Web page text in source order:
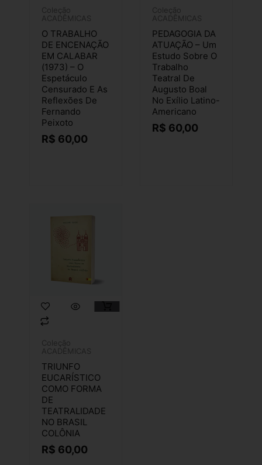
Coleção
ACADÊMICAS
O TRABALHO
DE ENCENAÇÃO
EM CALABAR
(1973) – O
Espetáculo
Censurado E As
Reflexões De
Fernando
Peixoto
R$ 60,00
Coleção
ACADÊMICAS
PEDAGOGIA DA
ATUAÇÃO – Um
Estudo Sobre O
Trabalho
Teatral De
Augusto Boal
No Exílio Latino-
Americano
R$ 60,00
Coleção
ACADÊMICAS
TRIUNFO
EUCARÍSTICO
COMO FORMA
DE
TEATRALIDADE
NO BRASIL
COLÔNIA
R$ 60,00